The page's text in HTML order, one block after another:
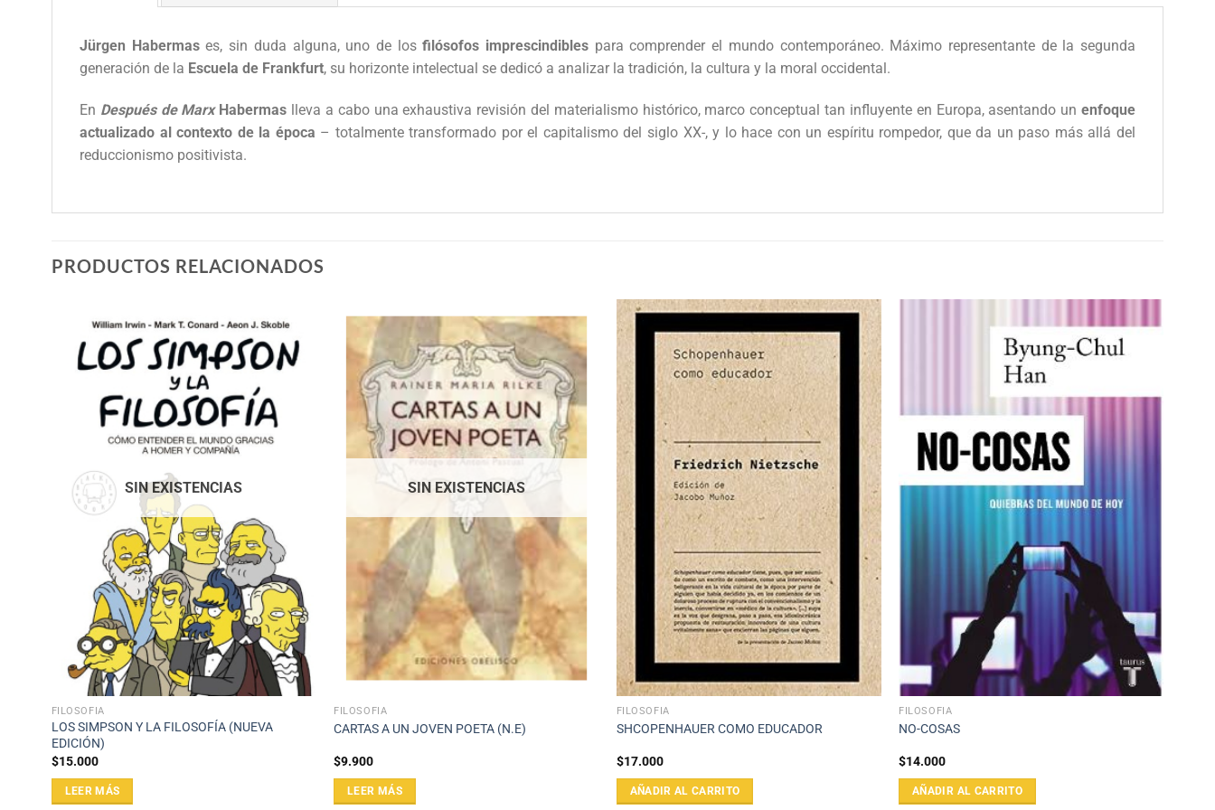
Jürgen Habermases, sin duda alguna, uno de losfilósofos imprescindibles para comprender el mundo contemporáneo. Máximo representante de la segunda
generación de la Escuela de Frankfurt, su horizonte intelectual se dedicó a analizar la tradición, la cultura y la moral occidental.
En Después de Marx Habermas lleva a cabo una exhaustiva revisión del materialismo histórico, marco conceptual tan influyente en Europa, asentando unenfoque
actualizado al contexto de la época – totalmente transformado por el capitalismo del siglo XX-, y lo hace con un espíritu rompedor, que da un paso más allá del
reduccionismo positivista.
PRODUCTOS RELACIONADOS
SIN EXISTENCIAS
FILOSOFÍA
LOS SIMPSON Y LA FILOSOFÍA (NUEVA
EDICIÓN)
$15.000
LEER MÁS
SIN EXISTENCIAS
FILOSOFÍA
CARTAS A UN JOVEN POETA (N.E)
$9.900
LEER MÁS
FILOSOFÍA
SHCOPENHAUER COMO EDUCADOR
$17.000
AÑADIR AL CARRITO
FILOSOFÍA
NO-COSAS
$14.000
AÑADIR AL CARRITO